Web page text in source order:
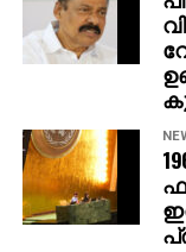
ഇതില്‍
കുറയ്ക്കാനും
രക്തക്കുഴലുകളെ
സഹായിക്കുന്നു.
നാരുകള്‍,
എന്നിവയാല്‍
കൊളസ്ട്രോളും
സഹായിക്കുന്നു.